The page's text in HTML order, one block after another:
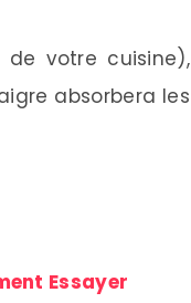
votre cuisine),
absorbera les
Essayer